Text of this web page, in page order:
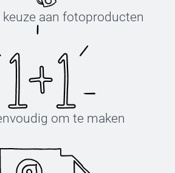
aan fotoproducten
om te maken